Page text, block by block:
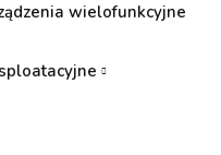
wielofunkcyjne